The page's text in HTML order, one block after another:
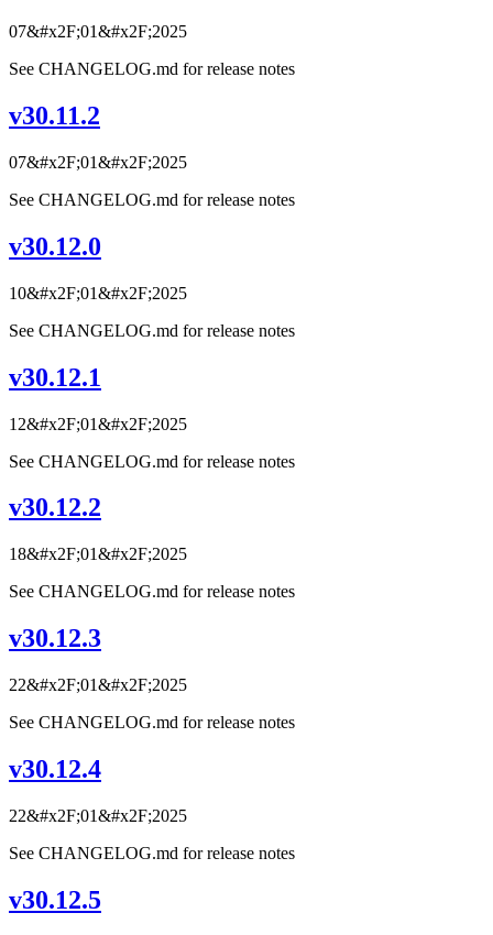
07&#x2F;01&#x2F;2025
See CHANGELOG.md for release notes
v30.11.2
07&#x2F;01&#x2F;2025
See CHANGELOG.md for release notes
v30.12.0
10&#x2F;01&#x2F;2025
See CHANGELOG.md for release notes
v30.12.1
12&#x2F;01&#x2F;2025
See CHANGELOG.md for release notes
v30.12.2
18&#x2F;01&#x2F;2025
See CHANGELOG.md for release notes
v30.12.3
22&#x2F;01&#x2F;2025
See CHANGELOG.md for release notes
v30.12.4
22&#x2F;01&#x2F;2025
See CHANGELOG.md for release notes
v30.12.5